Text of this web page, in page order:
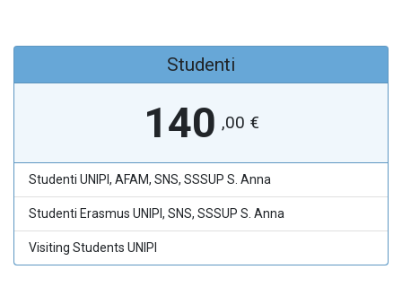
Studenti
140 ,00 €
Studenti UNIPI, AFAM, SNS, SSSUP S. Anna
Studenti Erasmus UNIPI, SNS, SSSUP S. Anna
Visiting Students UNIPI